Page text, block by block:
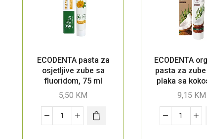
ECODENTA pasta za
osjetljive zube sa
fluoridom, 75 ml
5,50 KM
ECODENTA
pasta za
plaka sa
uljem, 75
9,15 KM